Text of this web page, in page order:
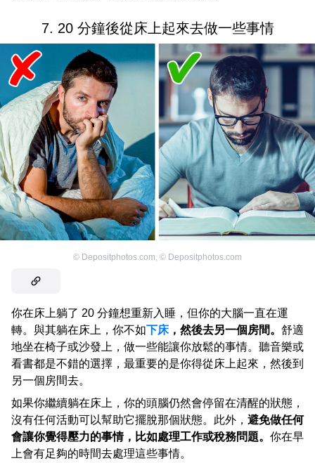
7. 20 分鐘後從床上起來去做一些事情
© Depositphotos.com, © Depositphotos.com
你在床上躺了 20 分鐘想重新入睡，但你的大腦一直在運
轉。與其躺在床上，你不如下床，然後去另一個房間。 舒適
地坐在椅子或沙發上，做一些能讓你放鬆的事情。聽音樂或
看書都是不錯的選擇，最重要的是你得從床上起來，然後到
另一個房間去。
如果你繼續躺在床上，你的頭腦仍然會停留在清醒的狀態，
沒有任何活動可以幫助它擺脫那個狀態。此外， 避免做任何
會讓你覺得壓力的事情，比如處理工作或稅務問題。 你在早
上會有足夠的時間去處理這些事情。